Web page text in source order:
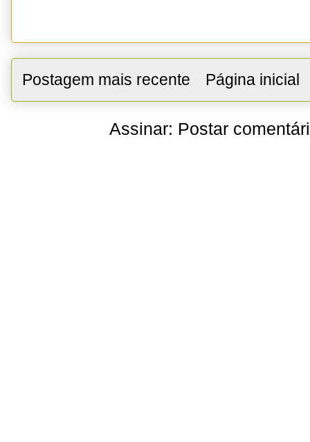
Postagem mais recente Página inicial
Assinar: Postar